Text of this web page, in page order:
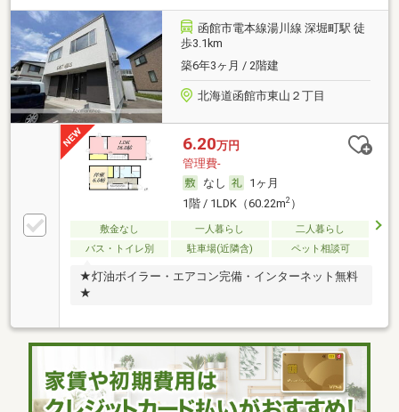
函館市電本線湯川線 深堀町駅 徒
歩3.1km
築6年3ヶ月 / 2階建
北海道函館市東山２丁目
6.20万円
管理費-
なし
1ヶ月
1階 / 1LDK（60.22m2）
敷金なし 一人暮らし
二人暮らし
バス・トイレ別
駐車場(近隣含) ペット相談可
★灯油ボイラー・エアコン完備・インターネット無料
★